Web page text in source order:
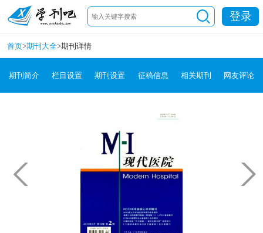
登录
首页>期刊大全>期刊详情
期刊简介 栏目设置 期刊设置 征稿信息 相关期刊 网友评论